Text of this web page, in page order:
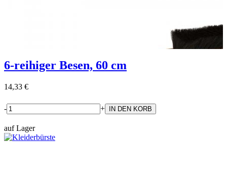
6-reihiger Besen, 60 cm
14,33 €
- +
auf Lager